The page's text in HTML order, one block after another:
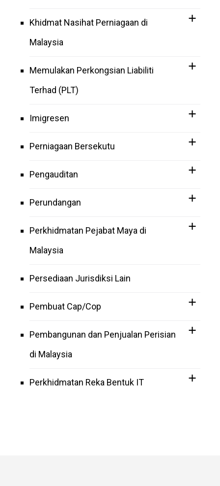
Khidmat Nasihat Perniagaan di
Malaysia
Memulakan Perkongsian Liabiliti
Terhad (PLT)
Imigresen
Perniagaan Bersekutu
Pengauditan
Perundangan
Perkhidmatan Pejabat Maya di
Malaysia
Persediaan Jurisdiksi Lain
Pembuat Cap/Cop
Pembangunan dan Penjualan Perisian
di Malaysia
Perkhidmatan Reka Bentuk IT